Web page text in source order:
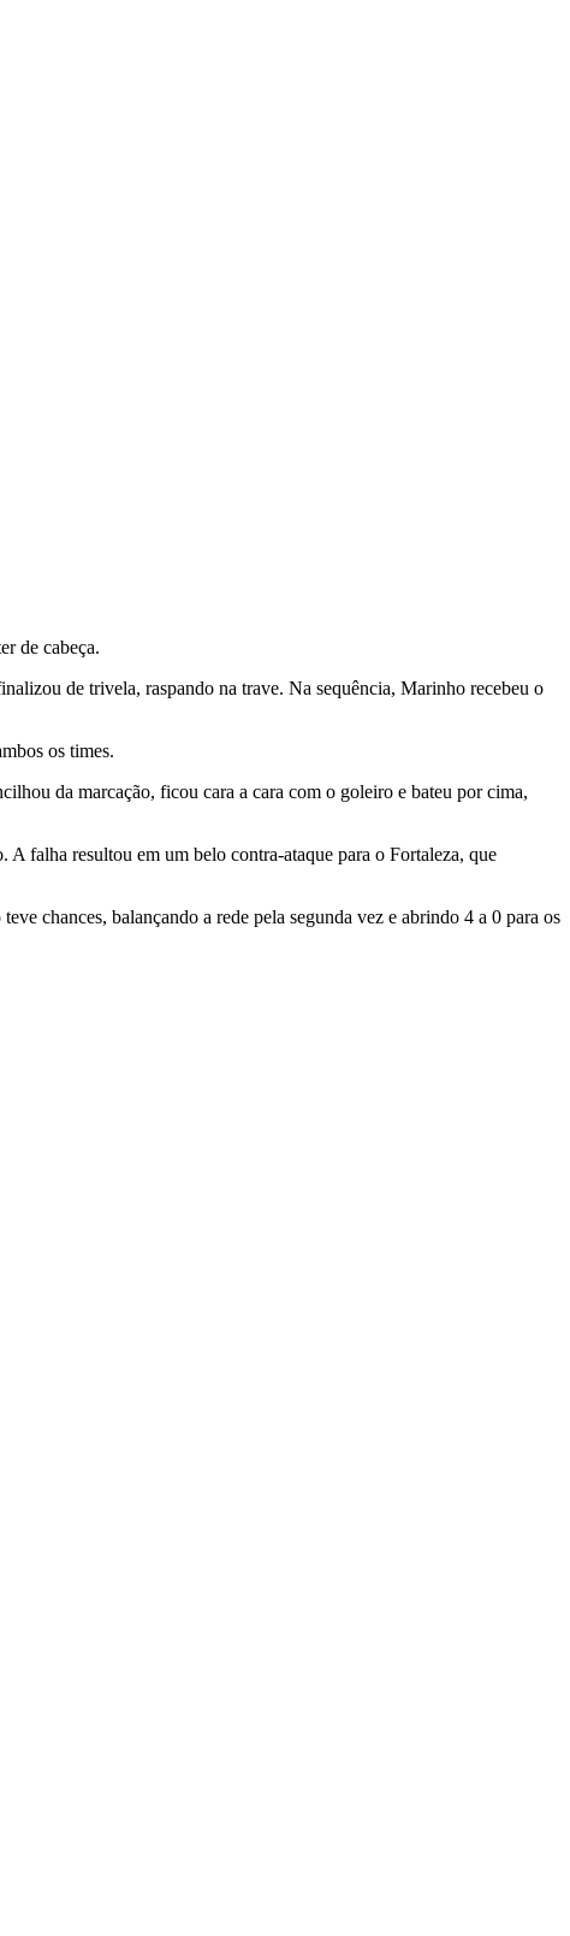
de cabeça.
de trivela, raspando na trave. Na sequência, Marinho recebeu o
os times.
da marcação, ficou cara a cara com o goleiro e bateu por cima,
falha resultou em um belo contra-ataque para o Fortaleza, que
chances, balançando a rede pela segunda vez e abrindo 4 a 0 para os